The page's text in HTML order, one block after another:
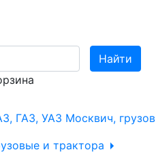
ГАЗ, УАЗ Москвич,
и трактора